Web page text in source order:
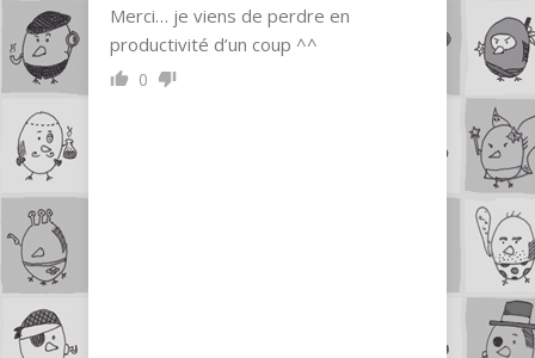
Merci… je viens de perdre en
productivité d’un coup ^^
0